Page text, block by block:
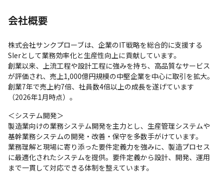
会社概要
株式会社サンクプローブは、企業のIT戦略を総合的に支援する
SIerとして業務効率化と生産性向上に貢献しています。
創業以来、上流工程や設計工程に強みを持ち、高品質なサービス
が評価され、売上1,000億円規模の中堅企業を中心に取引を拡大。
創業7年で売上約7倍、社員数4倍以上の成長を遂げています
（2026年1月時点）。
＜システム開発＞
製造業向けの業務システム開発を主力とし、生産管理システムや
基幹業務システムの開発・改善・保守を多数手がけています。
業務理解と現場に寄り添った要件定義力を強みに、製造プロセス
に最適化されたシステムを提供。要件定義から設計、開発、運用
まで一貫して対応できる体制を整えています。